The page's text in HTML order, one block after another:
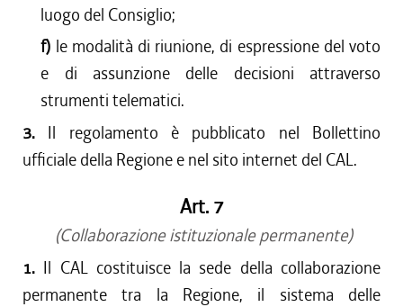
luogo del Consiglio;
f) le modalità di riunione, di espressione del voto
e di assunzione delle decisioni attraverso
strumenti telematici.
3. Il regolamento è pubblicato nel Bollettino
ufficiale della Regione e nel sito internet del CAL.
Art. 7
(Collaborazione istituzionale permanente)
1. Il CAL costituisce la sede della collaborazione
permanente tra la Regione, il sistema delle